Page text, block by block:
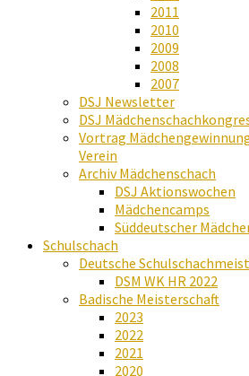
2011
2010
2009
2008
2007
DSJ Newsletter
DSJ
Vortrag
Verein
Archiv Mädchenschach
DSJ Aktionswochen
Mädchencamps
Süddeutscher
Schulschach
Deutsche
DSM WK HR 2022
Badische Meisterschaft
2023
2022
2021
2020